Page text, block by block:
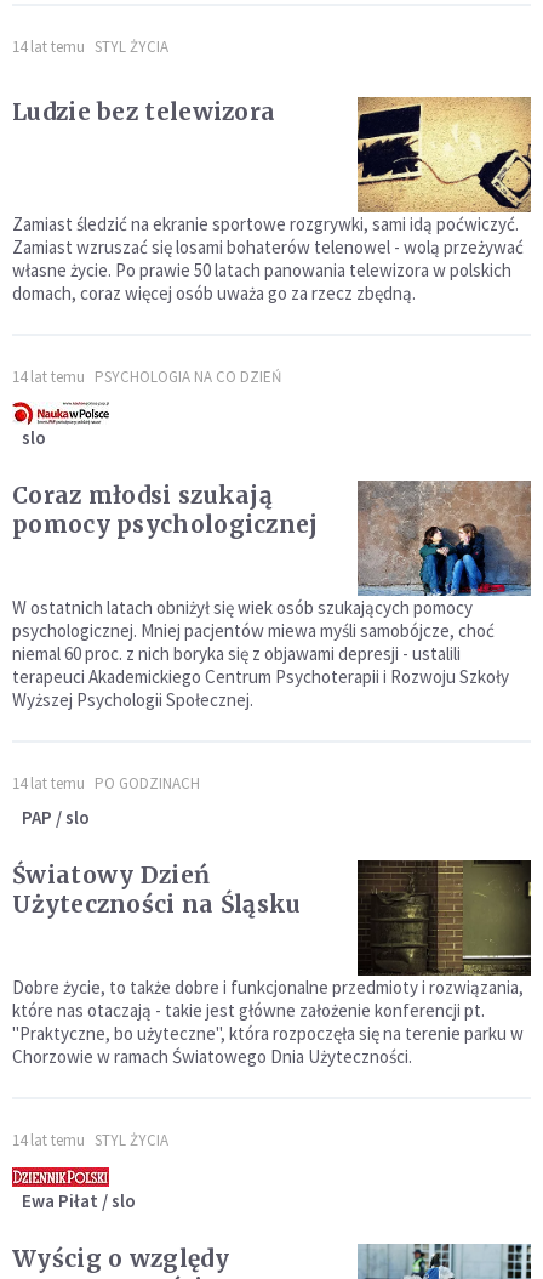
14 lat temu STYL ŻYCIA
Ludzie bez telewizora
Zamiast śledzić na ekranie sportowe rozgrywki, sami idą poćwiczyć.
Zamiast wzruszać się losami bohaterów telenowel - wolą przeżywać
własne życie. Po prawie 50 latach panowania telewizora w polskich
domach, coraz więcej osób uważa go za rzecz zbędną.
14 lat temu PSYCHOLOGIA NA CO DZIEŃ
slo
Coraz młodsi szukają
pomocy psychologicznej
W ostatnich latach obniżył się wiek osób szukających pomocy
psychologicznej. Mniej pacjentów miewa myśli samobójcze, choć
niemal 60 proc. z nich boryka się z objawami depresji - ustalili
terapeuci Akademickiego Centrum Psychoterapii i Rozwoju Szkoły
Wyższej Psychologii Społecznej.
14 lat temu PO GODZINACH
PAP / slo
Światowy Dzień
Użyteczności na Śląsku
Dobre życie, to także dobre i funkcjonalne przedmioty i rozwiązania,
które nas otaczają - takie jest główne założenie konferencji pt.
"Praktyczne, bo użyteczne", która rozpoczęła się na terenie parku w
Chorzowie w ramach Światowego Dnia Użyteczności.
14 lat temu STYL ŻYCIA
Ewa Piłat / slo
Wyścig o względy